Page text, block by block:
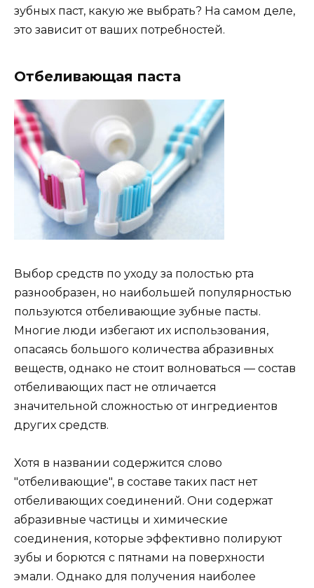
зубных паст, какую же выбрать? На самом деле,
это зависит от ваших потребностей.
Отбеливающая паста
Выбор средств по уходу за полостью рта
разнообразен, но наибольшей популярностью
пользуются отбеливающие зубные пасты.
Многие люди избегают их использования,
опасаясь большого количества абразивных
веществ, однако не стоит волноваться — состав
отбеливающих паст не отличается
значительной сложностью от ингредиентов
других средств.
Хотя в названии содержится слово
"отбеливающие", в составе таких паст нет
отбеливающих соединений. Они содержат
абразивные частицы и химические
соединения, которые эффективно полируют
зубы и борются с пятнами на поверхности
эмали. Однако для получения наиболее